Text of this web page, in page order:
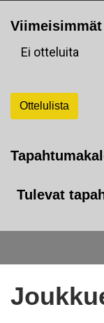
Ei otteluita
Ottelulista
Tulevat